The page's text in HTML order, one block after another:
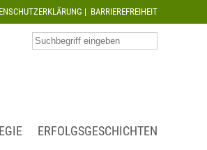
| BARRIEREFREIHEIT
ERFOLGSGESCHICHTEN